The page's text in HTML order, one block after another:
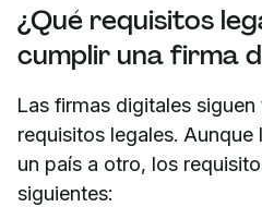
¿Qué requisitos
cumplir una firma
Las firmas digitales
requisitos legales.
un país a otro, los
siguientes: